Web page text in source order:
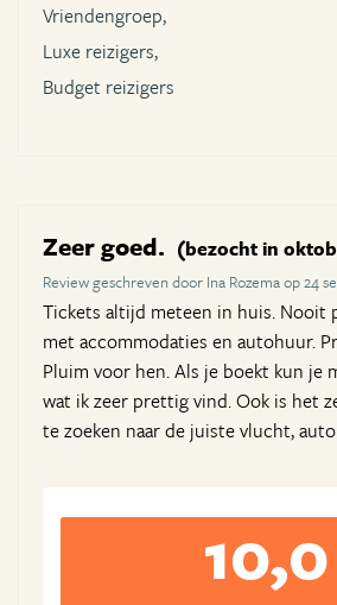
Vriendengroep,
Luxe reizigers,
Budget reizigers
Zeer goed. (bezocht in
Review geschreven door Ina Rozema op 24
Tickets altijd meteen in huis. Nooit
met accommodaties en autohuur.
Pluim voor hen. Als je boekt kun je
wat ik zeer prettig vind. Ook is het
te zoeken naar de juiste vlucht,
10,0